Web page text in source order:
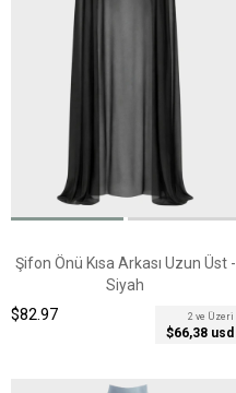
Şifon Önü Kısa Arkası Uzun Üst -
Siyah
2 ve Üzeri
$66,38 usd
$82.97